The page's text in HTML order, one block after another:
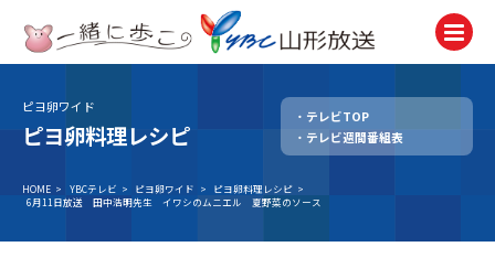
テレビ
TV
ラジオ
Radio
ピヨ卵ワイド
ピヨ卵料理レシピ
テレビTOP
テレビ週間番組表
HOME > YBCテレビ > ピヨ卵ワイド > ピヨ卵料理レシピ >
6月11日放送 田中浩明先生 イワシのムニエル 夏野菜のソース